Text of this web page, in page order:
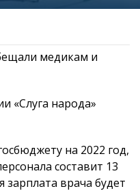
медикам и
«Слуга народа»
на 2022 год,
составит 13
зарплата врача будет